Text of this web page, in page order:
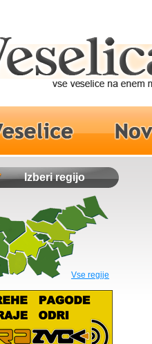
Izberi regijo
Vse regije